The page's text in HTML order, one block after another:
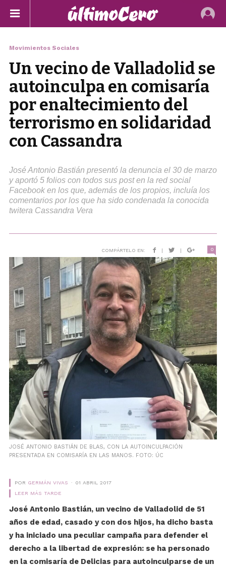
Movimientos Sociales
Un vecino de Valladolid se
autoinculpa en comisaría
por enaltecimiento del
terrorismo en solidaridad
con Cassandra
José Antonio Bastián presentó la denuncia el 30 de marzo
y aportó 5 folios con todos sus post en la red social
Facebook en los que, además de los propios, incluía los
comentarios por los que ha sido condenada la conocida
twitera Cassandra Vera
COMPÁRTELO EN: | | 0
JOSÉ ANTONIO BASTIÁN DE BLAS, CON LA AUTOINCULPACIÓN
PRESENTADA EN COMISARÍA EN LAS MANOS. FOTO: ÚC
POR GERMÁN VIVAS
01 ABRIL 2017
LEER MÁS TARDE
José Antonio Bastián, un vecino de Valladolid de 51
años de edad, casado y con dos hijos, ha dicho basta
y ha iniciado una peculiar campaña para defender el
derecho a la libertad de expresión: se ha personado
en la comisaría de Delicias para autoinculparse de un